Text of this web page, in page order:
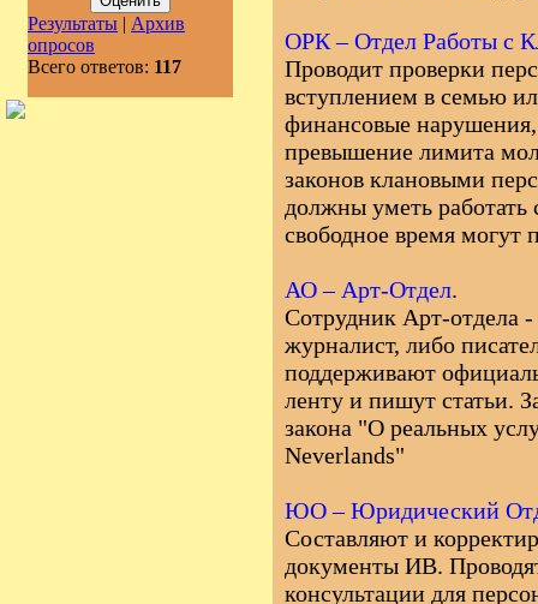
Результаты | Архив
опросов
Всего ответов: 117
ОРК – Отдел Работы с
Проводит проверки
вступлением в семью
финансовые
превышение лимита
законов клановыми
должны уметь
свободное время могут
АО – Арт-Отдел.
Сотрудник Арт-отдела
журналист, либо
поддерживают
ленту и пишут статьи.
закона "О реальных
Neverlands"
ЮО – Юридический
Составляют и
документы ИВ.
консультации для